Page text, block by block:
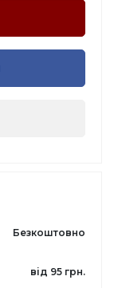
Безкоштовно
від 95 грн.